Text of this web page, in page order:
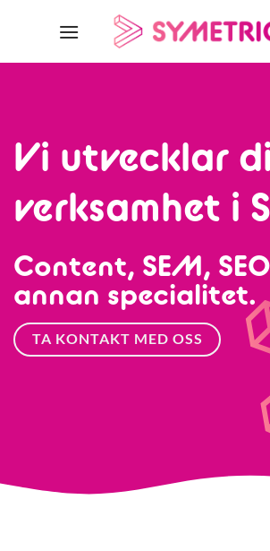
Vi utvecklar
verksamhet i
Content, SEM,
annan specialitet.
TA KONTAKT MED OSS